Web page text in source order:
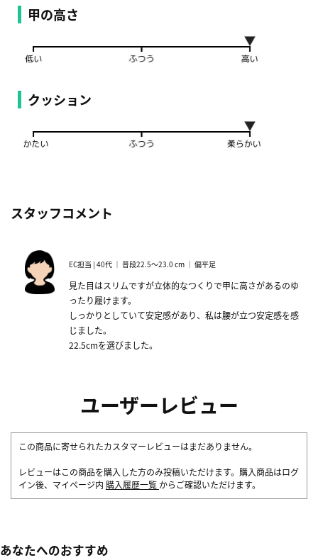
甲の高さ
クッション
スタッフコメント
EC担当 | 40代 ｜ 普段22.5～23.0 cm ｜ 偏平足
見た目はスリムですが立体的なつくりで甲に高さがあるのゆ
ったり履けます。
しっかりとしていて安定感があり、私は腰が立つ安定感を感
じました。
22.5cmを選びました。
ユーザーレビュー
この商品に寄せられたカスタマーレビューはまだありません。
レビューはこの商品を購入した方のみ投稿いただけます。購入商品はログ
イン後、マイページ内 購入履歴一覧 からご確認いただけます。
あなたへのおすすめ